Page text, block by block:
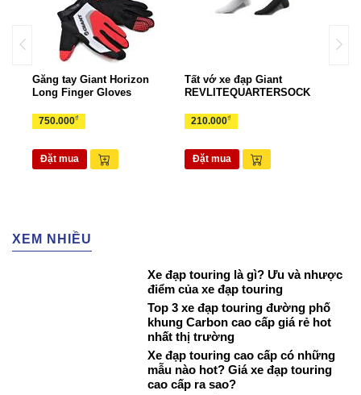
Găng tay Giant Horizon
Long Finger Gloves
750.000₫
Đặt mua
Tất vớ xe đạp Giant
REVLITEQUARTERSOCK
210.000₫
Đặt mua
XEM NHIỀU
Xe đạp touring là gì? Ưu và nhược
điểm của xe đạp touring
Top 3 xe đạp touring đường phố
khung Carbon cao cấp giá rẻ hot
nhất thị trường
Xe đạp touring cao cấp có những
mẫu nào hot? Giá xe đạp touring
cao cấp ra sao?